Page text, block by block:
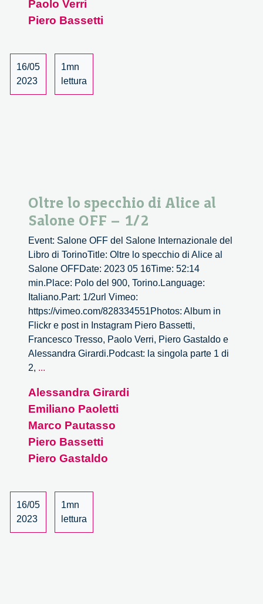
2/2
Paolo Verri
Piero Bassetti
16/05
2023
1mn
lettura
Oltre lo specchio di Alice al
Salone OFF – 1/2
Event: Salone OFF del Salone Internazionale del
Libro di TorinoTitle: Oltre lo specchio di Alice al
Salone OFFDate: 2023 05 16Time: 52:14
min.Place: Polo del 900, Torino.Language:
Italiano.Part: 1/2url Vimeo:
https://vimeo.com/828334551Photos: Album in
Flickr e post in Instagram Piero Bassetti,
Francesco Tresso, Paolo Verri, Piero Gastaldo e
Alessandra Girardi.Podcast: la singola parte 1 di
2, ...
specchio
di
Alice
al
1/2
Alessandra Girardi
Emiliano Paoletti
Marco Pautasso
Piero Bassetti
Piero Gastaldo
16/05
2023
1mn
lettura